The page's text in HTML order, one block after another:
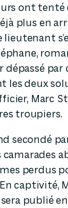
ont
plus en
lieutenant
dépassé
les deux
Marc
troupiers.
secondé
perdus
En captivité,
publié